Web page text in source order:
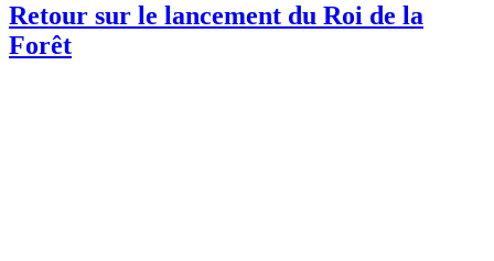
Retour sur le lancement du Roi de la
Forêt